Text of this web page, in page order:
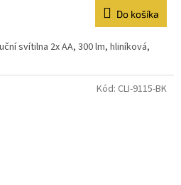
Do košíka
svítilna 2x AA, 300 lm, hliníková,
Kód: CLI-9115-BK